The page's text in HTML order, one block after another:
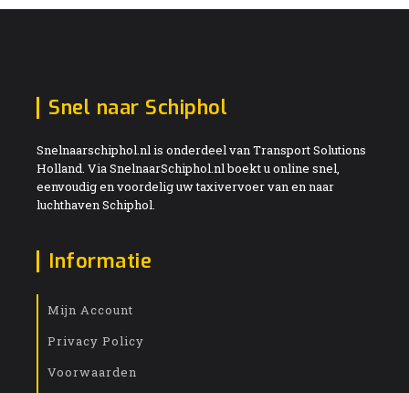
Snel naar Schiphol
Snelnaarschiphol.nl is onderdeel van Transport Solutions
Holland. Via SnelnaarSchiphol.nl boekt u online snel,
eenvoudig en voordelig uw taxivervoer van en naar
luchthaven Schiphol.
Informatie
Mijn Account
Privacy Policy
Voorwaarden